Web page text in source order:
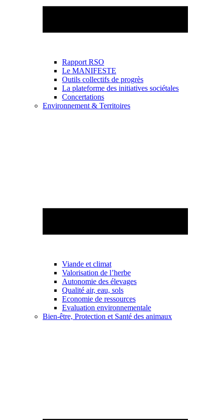
Rapport RSO
Le MANIFESTE
Outils collectifs de progrès
La plateforme des initiatives sociétales
Concertations
Environnement & Territoires
Viande et climat
Valorisation de l’herbe
Autonomie des élevages
Qualité air, eau, sols
Economie de ressources
Evaluation environnementale
Bien-être, Protection et Santé des animaux